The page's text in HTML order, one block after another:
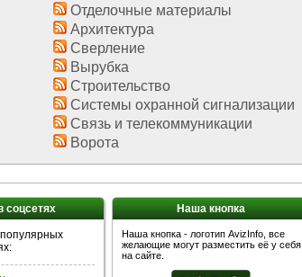
Отделочные материалы
Архитектура
Сверление
Вырубка
Строительство
Системы охранной сигнализации
Связь и телекоммуникации
Ворота
соцсетях Наша кнопка
Наша кнопка - логотип AvizInfo, все
желающие могут разместить её у себя
на сайте.